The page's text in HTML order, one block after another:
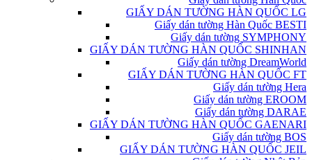
GIẤY DÁN TƯỜNG HÀN QUỐC LG
Giấy dán tường Hàn Quốc BESTI
Giấy dán tường SYMPHONY
GIẤY DÁN TƯỜNG HÀN QUỐC SHINHAN
Giấy dán tường DreamWorld
GIẤY DÁN TƯỜNG HÀN QUỐC FT
Giấy dán tường Hera
Giấy dán tường EROOM
Giấy dán tường DARAE
GIẤY DÁN TƯỜNG HÀN QUỐC GAENARI
Giấy dán tường BOS
GIẤY DÁN TƯỜNG HÀN QUỐC JEIL